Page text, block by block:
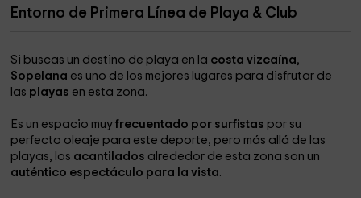
Entorno de Primera Línea de Playa & Club
Si buscas un destino de playa en la costa vizcaína,
Sopelana es uno de los mejores lugares para disfrutar de
las playas en esta zona.
Es un espacio muy frecuentado por surfistas por su
perfecto oleaje para este deporte, pero más allá de las
playas, los acantilados alrededor de esta zona son un
auténtico espectáculo para la vista.